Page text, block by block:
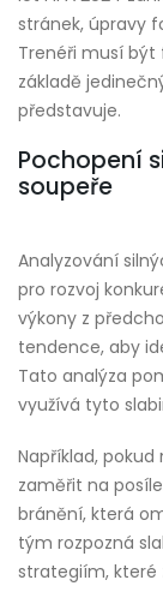
stránek, úpravy
Trenéři musí být
základě
představuje.
Pochopení
soupeře
Analyzování
pro rozvoj
výkony z
tendence, aby
Tato analýza
využívá tyto
Například,
zaměřit na
bránění, která
tým rozpozná
strategiím, které